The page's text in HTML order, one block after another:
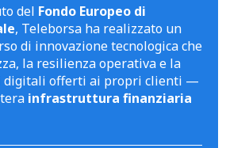
del Fondo Europeo di
, Teleborsa ha realizzato un
di innovazione tecnologica che
la resilienza operativa e la
digitali offerti ai propri clienti —
infrastruttura finanziaria